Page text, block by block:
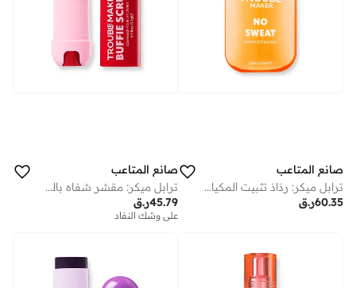
صانع المتاعب
ترابل ميكر: رذاذ تثبيت المكياج المطفي نو سويت
ر.ق60.35
صانع المتاعب
ترابل ميكر: مقشر شفاه بالسكر بافي
ر.ق45.79
على وشك النفاد